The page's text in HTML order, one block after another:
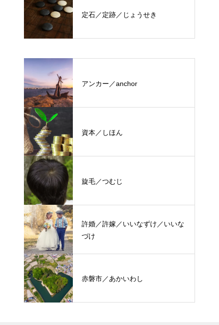
定石／定跡／じょうせき
アンカー／anchor
資本／しほん
旋毛／つむじ
許婚／許嫁／いいなずけ／いいな
づけ
赤磐市／あかいわし